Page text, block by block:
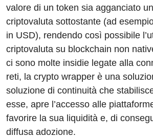
valore di un token sia agganciato
criptovaluta sottostante (ad
in USD), rendendo così possibile
criptovaluta su blockchain non
ci sono molte insidie ​​legate alla
reti, la crypto wrapper è una
soluzione di continuità che
esse, apre l’accesso alle
favorire la sua liquidità e, di
diffusa adozione.